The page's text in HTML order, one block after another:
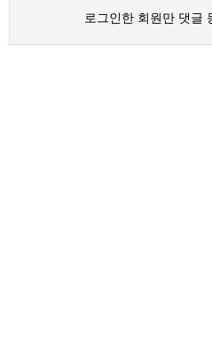
로그인한 회원만 댓글